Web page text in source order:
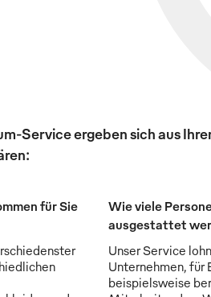
Service ergeben sich aus
für Sie
Wie viele
ausgestattet
Unser Service
Unternehmen, für
beispielsweise